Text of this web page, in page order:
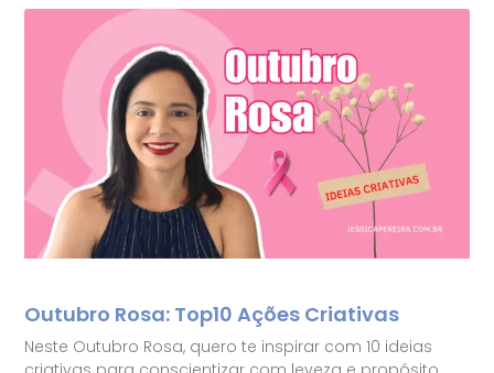
Outubro Rosa: Top10 Ações Criativas
Neste Outubro Rosa, quero te inspirar com 10 ideias